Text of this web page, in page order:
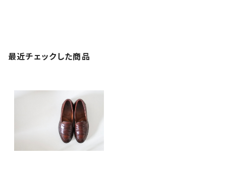
最近チェックした商品